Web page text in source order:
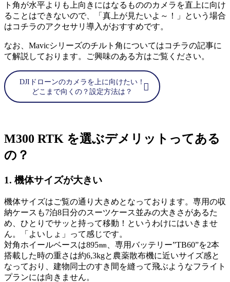
ト角が水平よりも上向きにはなるもののカメラを直上に向け
ることはできないので、「真上が見たいよ～！」という場合
はコチラのアクセサリ導入がおすすめです。
なお、Mavicシリーズのチルト角についてはコチラの記事に
て解説しております。ご興味のある方はご覧ください。
DJIドローンのカメラを上に向けたい！
どこまで向くの？設定方法は？
M300 RTK を選ぶデメリットってある
の？
1. 機体サイズが大きい
機体サイズはご覧の通り大きめとなっております。専用の収
納ケースも7泊8日分のスーツケース並みの大きさがあるた
め、ひとりでサッと持って移動！というわけにはいきませ
ん。「よいしょ」って感じです。
対角ホイールベースは895㎜、専用バッテリー”TB60”を2本
搭載した時の重さは約6,3kgと農薬散布機に近いサイズ感と
なっており、建物同士のすき間を縫って飛ぶようなフライト
プランには向きません。